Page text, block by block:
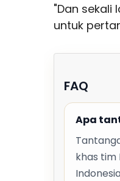
"Dan sekali
untuk
FAQ
Apa
khas